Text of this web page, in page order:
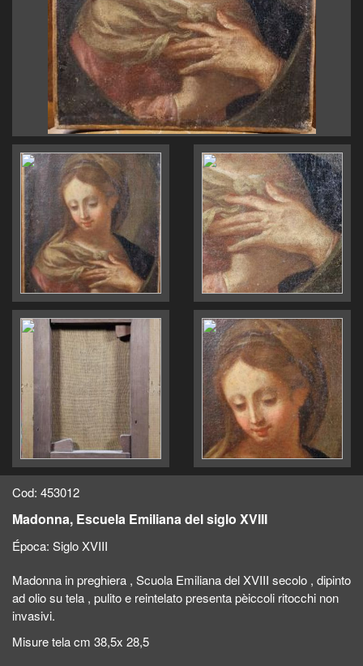
Cod: 453012
Madonna, Escuela Emiliana del siglo XVIII
Época: Siglo XVIII
Madonna in preghiera , Scuola Emiliana del XVIII secolo , dipinto
ad olio su tela , pulito e reintelato presenta pèiccoli ritocchi non
invasivi.
Misure tela cm 38,5x 28,5